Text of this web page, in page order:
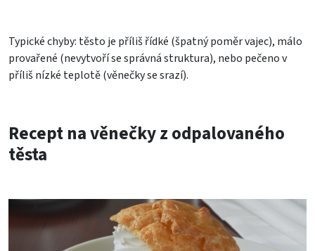
Typické chyby: těsto je příliš řídké (špatný poměr vajec), málo
provařené (nevytvoří se správná struktura), nebo pečeno v
příliš nízké teplotě (věnečky se srazí).
Recept na věnečky z odpalovaného
těsta